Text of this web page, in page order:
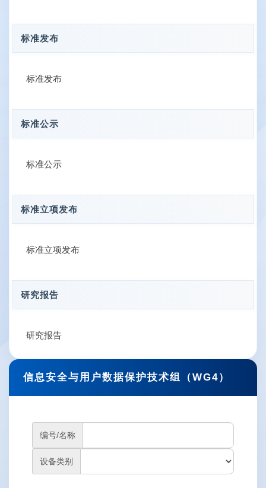
标准发布
标准发布
标准公示
标准公示
标准立项发布
标准立项发布
研究报告
研究报告
信息安全与用户数据保护技术组（WG4）
编号/名称
设备类别